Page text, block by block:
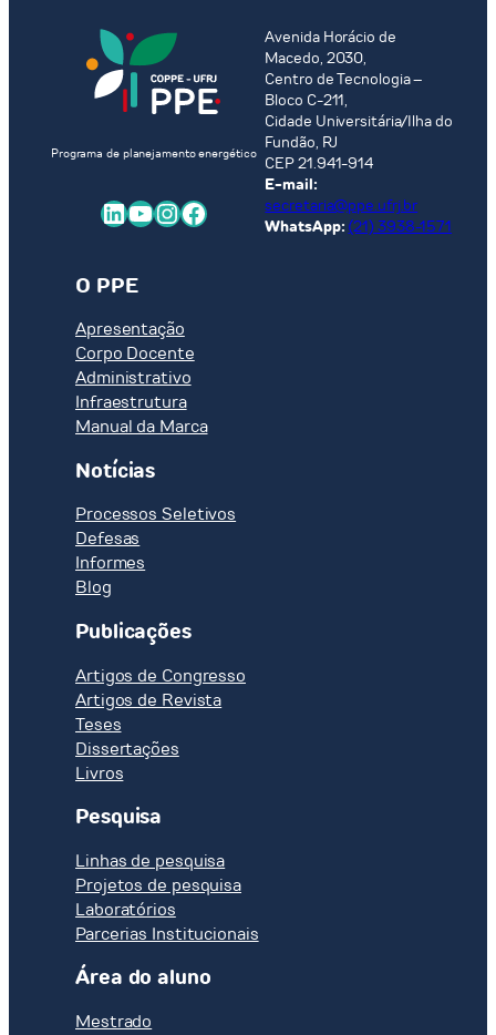
Programa de planejamento energético
LinkedIn Youtube InstagramFacebook
Avenida Horácio de
Macedo, 2030,
Centro de Tecnologia –
Bloco C-211,
Cidade Universitária/Ilha do
Fundão, RJ
CEP 21.941-914
E-mail:
secretaria@ppe.ufrj.br
WhatsApp: (21) 3938-1571
O PPE
Apresentação
Corpo Docente
Administrativo
Infraestrutura
Manual da Marca
Notícias
Processos Seletivos
Defesas
Informes
Blog
Publicações
Artigos de Congresso
Artigos de Revista
Teses
Dissertações
Livros
Pesquisa
Linhas de pesquisa
Projetos de pesquisa
Laboratórios
Parcerias Institucionais
Área do aluno
Mestrado